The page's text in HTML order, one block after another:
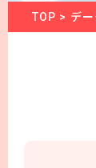
TOP > デ